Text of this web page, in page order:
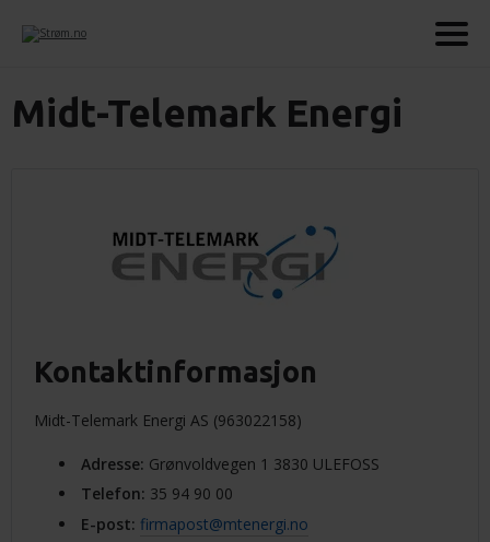
Midt-Telemark Energi
Kontaktinformasjon
Midt-Telemark Energi AS (963022158)
Adresse: Grønvoldvegen 1 3830 ULEFOSS
Telefon: 35 94 90 00
E-post: firmapost@mtenergi.no